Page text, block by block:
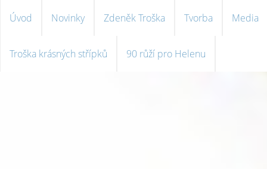
Úvod Novinky Zdeněk Troška Tvorba Media
Troška krásných střípků 90 růží pro Helenu